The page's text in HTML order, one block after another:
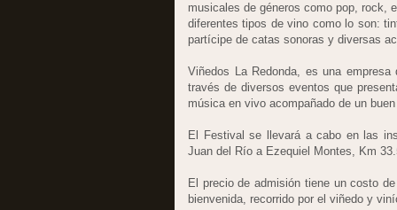
musicales de géneros como pop, rock,
diferentes tipos de vino como lo son:
partícipe de catas sonoras y diversas
Viñedos La Redonda, es una
través de diversos eventos que
música en vivo acompañado de un
El Festival se llevará a cabo en las
Juan del Río a Ezequiel Montes, Km
El precio de admisión tiene un costo
bienvenida, recorrido por el viñedo y